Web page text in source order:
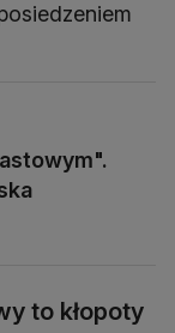
to kłopoty